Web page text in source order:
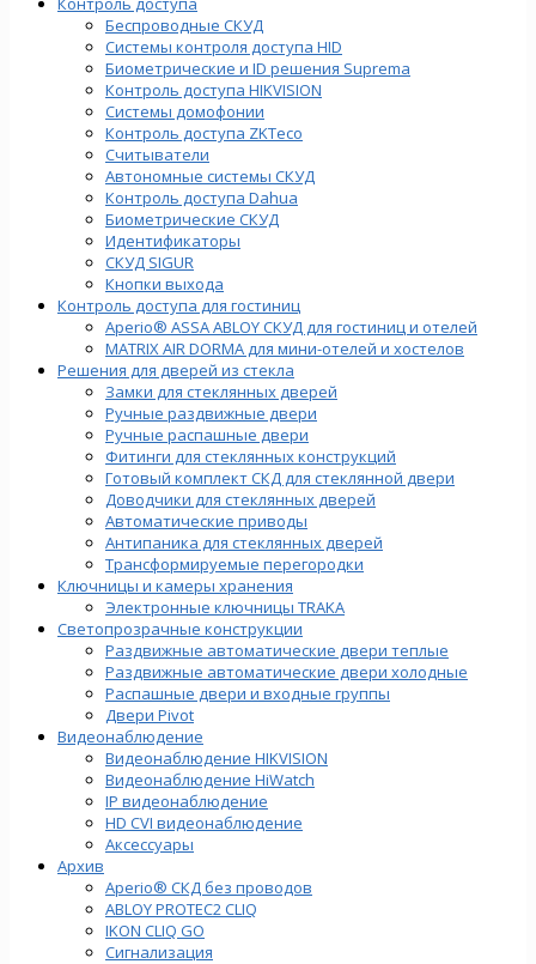
Беспроводные СКУД
Системы контроля доступа HID
Биометрические и ID решения Suprema
Контроль доступа HIKVISION
Системы домофонии
Контроль доступа ZKTeco
Считыватели
Автономные системы СКУД
Контроль доступа Dahua
Биометрические СКУД
Идентификаторы
СКУД SIGUR
Кнопки выхода
Контроль доступа для гостиниц
Aperio® ASSA ABLOY СКУД для гостиниц и отелей
MATRIX AIR DORMA для мини-отелей и хостелов
Решения для дверей из стекла
Замки для стеклянных дверей
Ручные раздвижные двери
Ручные распашные двери
Фитинги для стеклянных конструкций
Готовый комплект СКД для стеклянной двери
Доводчики для стеклянных дверей
Автоматические приводы
Антипаника для стеклянных дверей
Трансформируемые перегородки
Ключницы и камеры хранения
Электронные ключницы TRAKA
Светопрозрачные конструкции
Раздвижные автоматические двери теплые
Раздвижные автоматические двери холодные
Распашные двери и входные группы
Двери Pivot
Видеонаблюдение
Видеонаблюдение HIKVISION
Видеонаблюдение HiWatch
IP видеонаблюдение
HD CVI видеонаблюдение
Аксессуары
Архив
Aperio® СКД без проводов
ABLOY PROTEC2 CLIQ
IKON CLIQ GO
Сигнализация